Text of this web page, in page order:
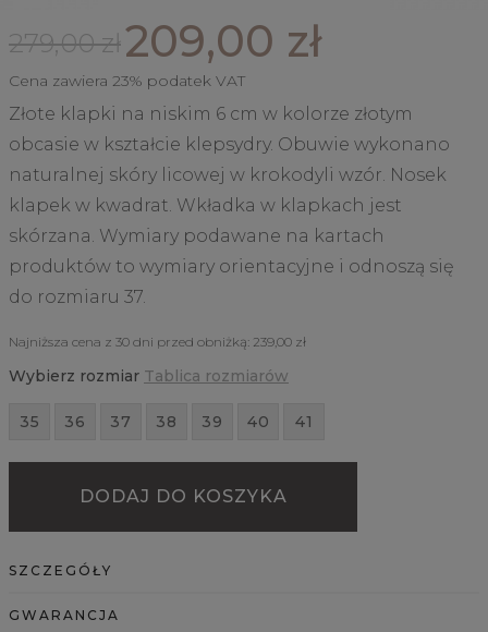
279,00 zł209,00 zł
Cena zawiera 23% podatek VAT
Złote klapki na niskim 6 cm w kolorze złotym
obcasie w kształcie klepsydry. Obuwie wykonano
naturalnej skóry licowej w krokodyli wzór. Nosek
klapek w kwadrat. Wkładka w klapkach jest
skórzana. Wymiary podawane na kartach
produktów to wymiary orientacyjne i odnoszą się
do rozmiaru 37.
Najniższa cena z 30 dni przed obniżką: 239,00 zł
Wybierz rozmiar Tablica rozmiarów
35 36 37 38 39 40 41
DODAJ DO KOSZYKA
SZCZEGÓŁY
GWARANCJA